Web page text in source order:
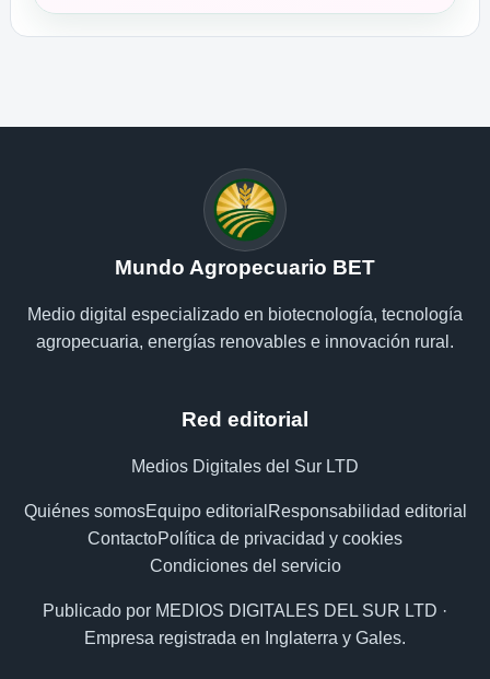
Mundo Agropecuario BET
Medio digital especializado en biotecnología, tecnología
agropecuaria, energías renovables e innovación rural.
Red editorial
Medios Digitales del Sur LTD
Quiénes somosEquipo editorial Responsabilidad editorial
ContactoPolítica de privacidad y cookies
Condiciones del servicio
Publicado por MEDIOS DIGITALES DEL SUR LTD ·
Empresa registrada en Inglaterra y Gales.